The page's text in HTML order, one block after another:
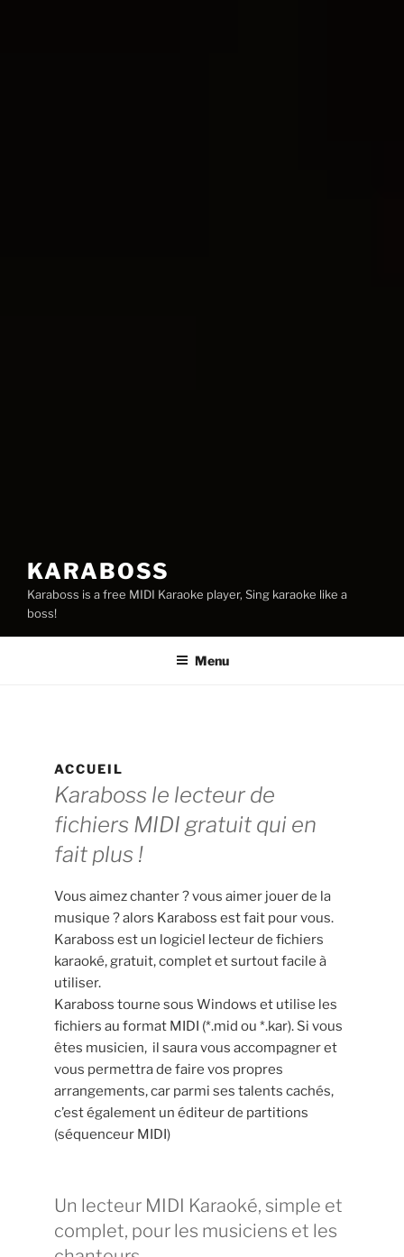
KARABOSS
Karaboss is a free MIDI Karaoke player, Sing karaoke like a
boss!
Menu
ACCUEIL
Karaboss le lecteur de
fichiers MIDI gratuit qui en
fait plus !
Vous aimez chanter ? vous aimer jouer de la
musique ? alors Karaboss est fait pour vous.
Karaboss est un logiciel lecteur de fichiers
karaoké, gratuit, complet et surtout facile à
utiliser.
Karaboss tourne sous Windows et utilise les
fichiers au format MIDI (*.mid ou *.kar). Si vous
êtes musicien, il saura vous accompagner et
vous permettra de faire vos propres
arrangements, car parmi ses talents cachés,
c’est également un éditeur de partitions
(séquenceur MIDI)
Un lecteur MIDI Karaoké, simple et
complet, pour les musiciens et les